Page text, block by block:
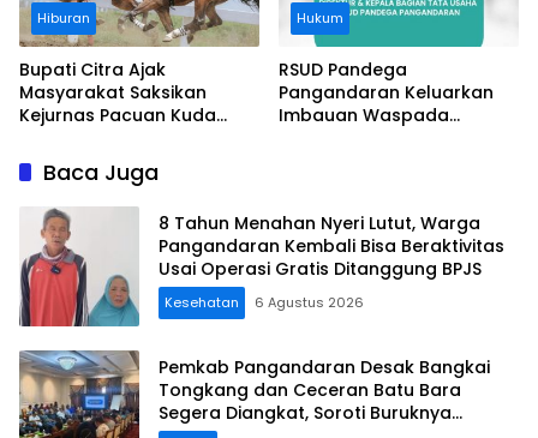
Hiburan
Bupati Citra Ajak
Masyarakat Saksikan
Kejurnas Pacuan Kuda
Legokjawa
Hukum
RSUD Pandega
Pangandaran Keluarkan
Imbauan Waspada
Baca Juga
8 Tahun Menahan Nyeri Lutut, Warga
Pangandaran Kembali Bisa Beraktivitas
Usai Operasi Gratis Ditanggung BPJS
Kesehatan 6 Agustus 2026
Pemkab Pangandaran Desak Bangkai
Tongkang dan Ceceran Batu Bara
Segera Diangkat, Soroti Buruknya